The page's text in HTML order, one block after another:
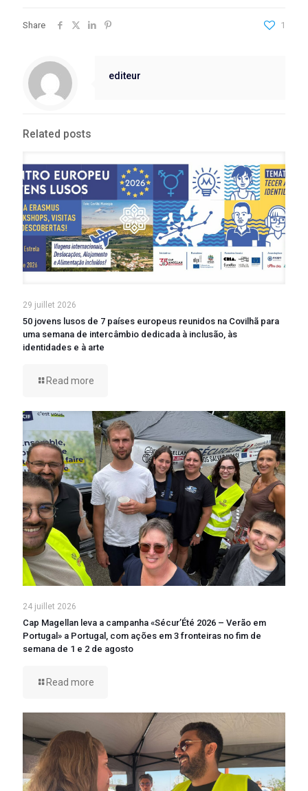
Share 1
editeur
Related posts
29 juillet 2026
50 jovens lusos de 7 países europeus reunidos na Covilhã para
uma semana de intercâmbio dedicada à inclusão, às
identidades e à arte
Read more
24 juillet 2026
Cap Magellan leva a campanha «Sécur’Été 2026 – Verão em
Portugal» a Portugal, com ações em 3 fronteiras no fim de
semana de 1 e 2 de agosto
Read more